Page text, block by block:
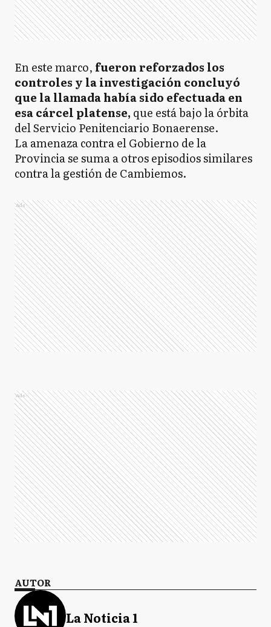
En este marco, fueron reforzados los
controles y la investigación concluyó
que la llamada había sido efectuada en
esa cárcel platense, que está bajo la órbita
del Servicio Penitenciario Bonaerense.
La amenaza contra el Gobierno de la
Provincia se suma a otros episodios similares
contra la gestión de Cambiemos.
Ads
Ads
AUTOR
La Noticia 1